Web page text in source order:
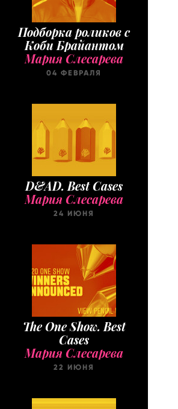
Подборка роликов с
Коби Брайантом
Мария Слесарева
04 ФЕВРАЛЯ
D&AD. Best Cases
Мария Слесарева
24 ИЮНЯ
The One Show. Best
Cases
Мария Слесарева
22 ИЮНЯ